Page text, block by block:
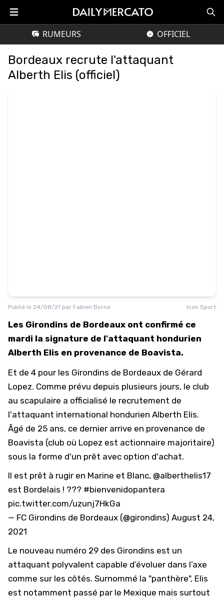
RUMEURS OFFICIEL
Bordeaux recrute l'attaquant
Alberth Elis (officiel)
Publié le 24/08/21 par Fabien Borne Icon Sport
Les Girondins de Bordeaux ont confirmé ce
mardi la signature de l'attaquant hondurien
Alberth Elis en provenance de Boavista.
Et de 4 pour les Girondins de Bordeaux de Gérard
Lopez. Comme prévu depuis plusieurs jours, le club
au scapulaire a officialisé le recrutement de
l'attaquant international hondurien Alberth Elis.
Âgé de 25 ans, ce dernier arrive en provenance de
Boavista (club où Lopez est actionnaire majoritaire)
sous la forme d'un prêt avec option d'achat.
Il est prêt à rugir en Marine et Blanc, @alberthelis17
est Bordelais ! ??? #bienvenidopantera
pic.twitter.com/uzunj7HkGa
— FC Girondins de Bordeaux (@girondins) August 24,
2021
Le nouveau numéro 29 des Girondins est un
attaquant polyvalent capable d’évoluer dans l’axe
comme sur les côtés. Surnommé la "panthère", Elis
est notamment passé par le Mexique mais surtout